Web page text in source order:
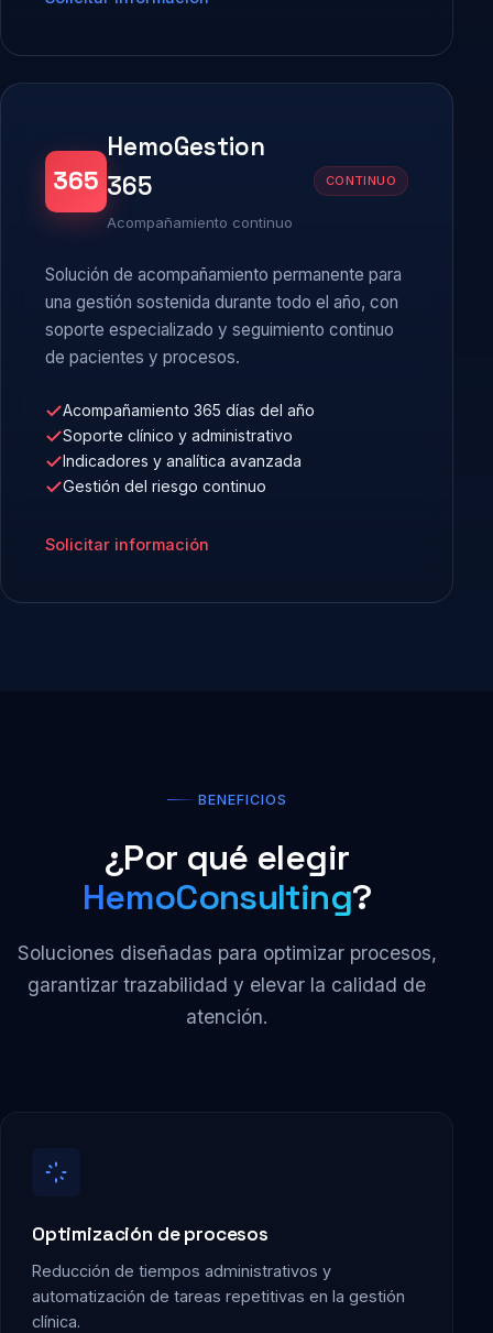
365
HemoGestion
365
Acompañamiento continuo
CONTINUO
Solución de acompañamiento permanente para
una gestión sostenida durante todo el año, con
soporte especializado y seguimiento continuo
de pacientes y procesos.
Acompañamiento 365 días del año
Soporte clínico y administrativo
Indicadores y analítica avanzada
Gestión del riesgo continuo
Solicitar información
BENEFICIOS
¿Por qué elegir
HemoConsulting?
Soluciones diseñadas para optimizar procesos,
garantizar trazabilidad y elevar la calidad de
atención.
Optimización de procesos
Reducción de tiempos administrativos y
automatización de tareas repetitivas en la gestión
clínica.